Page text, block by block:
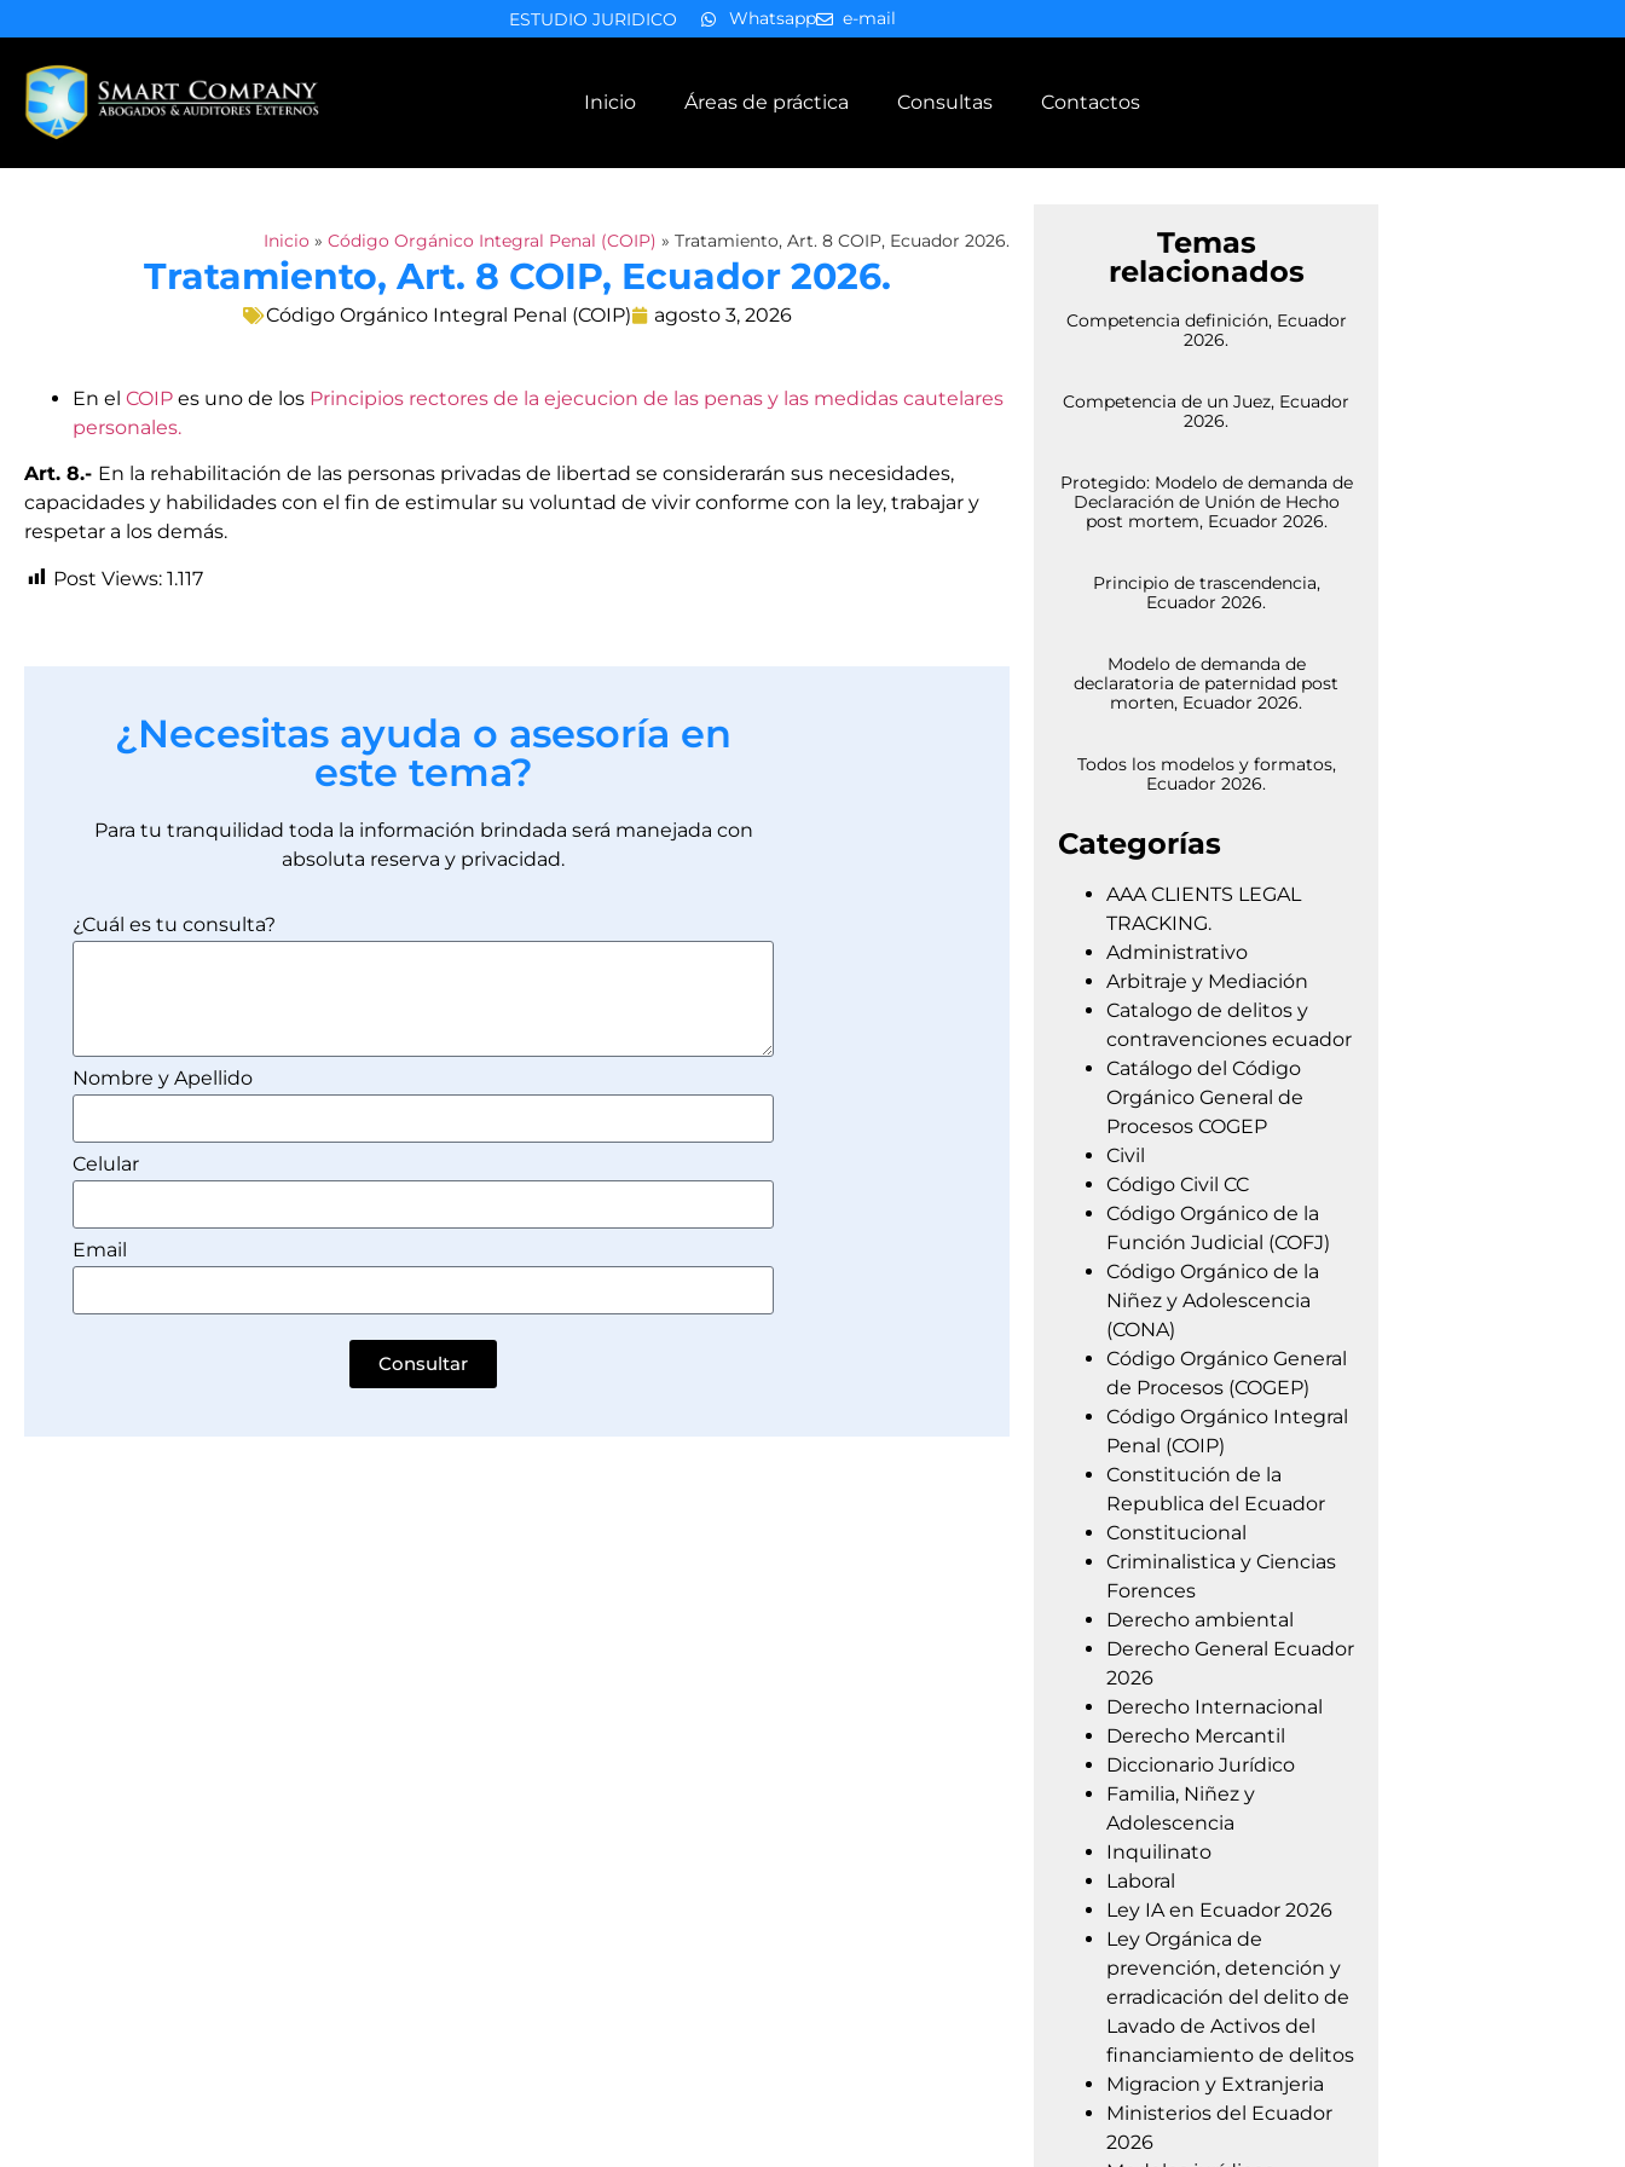
ESTUDIO JURIDICO Whatsapp e-mail
Inicio Áreas de práctica Consultas Contactos
Inicio » Código Orgánico Integral Penal (COIP) » Tratamiento, Art. 8 COIP, Ecuador 2026.
Tratamiento, Art. 8 COIP, Ecuador 2026.
Código Orgánico Integral Penal (COIP) agosto 3, 2026
En el COIP es uno de los Principios rectores de la ejecucion de las penas y las medidas cautelares
personales.
Art. 8.- En la rehabilitación de las personas privadas de libertad se considerarán sus necesidades,
capacidades y habilidades con el fin de estimular su voluntad de vivir conforme con la ley, trabajar y
respetar a los demás.
Post Views: 1.117
¿Necesitas ayuda o asesoría en
este tema?
Para tu tranquilidad toda la información brindada será manejada con
absoluta reserva y privacidad.
¿Cuál es tu consulta?
Nombre y Apellido
Celular
Email
Consultar
Temas
relacionados
Competencia definición, Ecuador
2026.
Competencia de un Juez, Ecuador
2026.
Protegido: Modelo de demanda de
Declaración de Unión de Hecho
post mortem, Ecuador 2026.
Principio de trascendencia,
Ecuador 2026.
Modelo de demanda de
declaratoria de paternidad post
morten, Ecuador 2026.
Todos los modelos y formatos,
Ecuador 2026.
Categorías
AAA CLIENTS LEGAL
TRACKING.
Administrativo
Arbitraje y Mediación
Catalogo de delitos y
contravenciones ecuador
Catálogo del Código
Orgánico General de
Procesos COGEP
Civil
Código Civil CC
Código Orgánico de la
Función Judicial (COFJ)
Código Orgánico de la
Niñez y Adolescencia
(CONA)
Código Orgánico General
de Procesos (COGEP)
Código Orgánico Integral
Penal (COIP)
Constitución de la
Republica del Ecuador
Constitucional
Criminalistica y Ciencias
Forences
Derecho ambiental
Derecho General Ecuador
2026
Derecho Internacional
Derecho Mercantil
Diccionario Jurídico
Familia, Niñez y
Adolescencia
Inquilinato
Laboral
Ley IA en Ecuador 2026
Ley Orgánica de
prevención, detención y
erradicación del delito de
Lavado de Activos del
financiamiento de delitos
Migracion y Extranjeria
Ministerios del Ecuador
2026